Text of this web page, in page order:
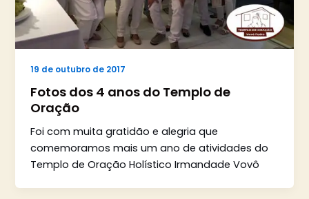
19 de outubro de 2017
Fotos dos 4 anos do Templo de
Oração
Foi com muita gratidão e alegria que
comemoramos mais um ano de atividades do
Templo de Oração Holístico Irmandade Vovô